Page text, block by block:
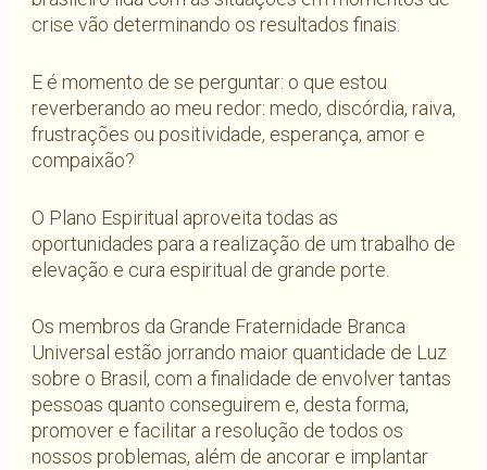
crise vão determinando os resultados finais.
E é momento de se perguntar: o que estou
reverberando ao meu redor: medo, discórdia, raiva,
frustrações ou positividade, esperança, amor e
compaixão?
O Plano Espiritual aproveita todas as
oportunidades para a realização de um trabalho de
elevação e cura espiritual de grande porte.
Os membros da Grande Fraternidade Branca
Universal estão jorrando maior quantidade de Luz
sobre o Brasil, com a finalidade de envolver tantas
pessoas quanto conseguirem e, desta forma,
promover e facilitar a resolução de todos os
nossos problemas, além de ancorar e implantar